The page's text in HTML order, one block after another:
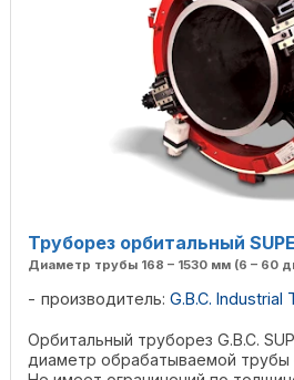
Труборез орбитальный
Диаметр трубы 168 – 1530 мм (6 – 60
производитель: G.B.C. Industrial
Орбитальный труборез G.B.C.
диаметр обрабатываемой трубы